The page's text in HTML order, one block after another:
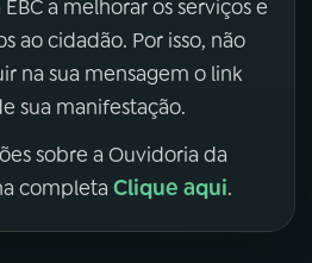
a melhorar os serviços e
ao cidadão. Por isso, não
na sua mensagem o link
sua manifestação.
sobre a Ouvidoria da
completa Clique aqui.